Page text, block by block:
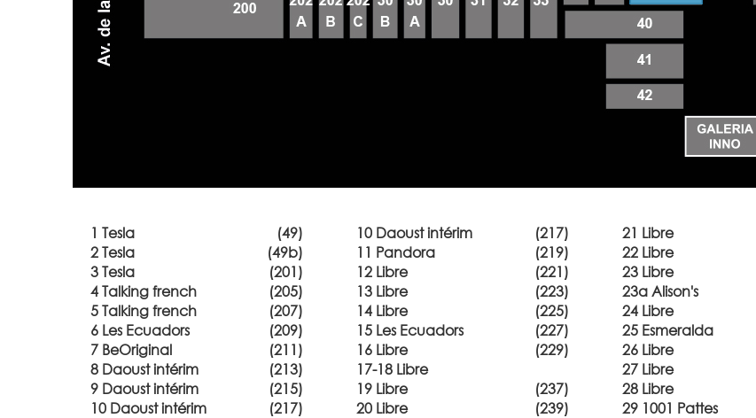
1 Tesla
(49)
2 Tesla
(49b)
3 Tesla
(201)
4 Talking french
(205)
5 Talking french
(207)
6 Les Ecuadors
(209)
7 BeOriginal
(211)
8 Daoust intérim
(213)
9 Daoust intérim
(215)
10 Daoust intérim
(217)
10 Daoust intérim
(217)
11 Pandora
(219)
12 Libre
(221)
13 Libre
(223)
14 Libre
(225)
15 Les Ecuadors
(227)
16 Libre
(229)
17-18 Libre
19 Libre
(237)
20 Libre
(239)
21 Libre
22 Libre
23 Libre
23a Alison's
24 Libre
25 Esmeralda
26 Libre
27 Libre
28 Libre
29 1001 Pattes